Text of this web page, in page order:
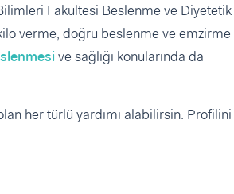
Fakültesi Beslenme ve Diyetetik
verme, doğru beslenme ve emzirme
ve sağlığı konularında da
her türlü yardımı alabilirsin. Profilini